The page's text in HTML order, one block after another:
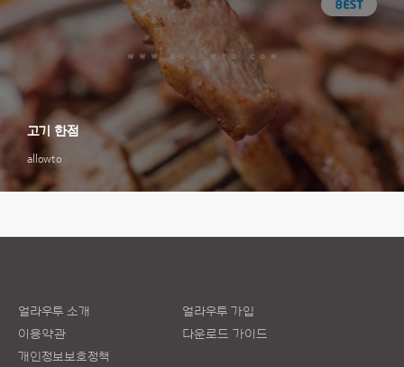
allowto
고기 한점
얼라우투 소개
이용약관
개인정보보호정책
얼라우투 가입
다운로드 가이드